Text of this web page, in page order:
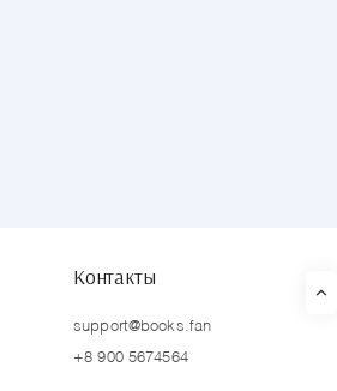
Контакты
support@books.fan
+8 900 5674564